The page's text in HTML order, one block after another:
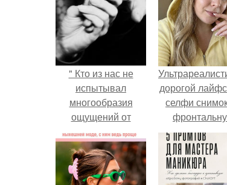
" Кто из нас не
испытывал
многообразия
ощущений от
прикосновения
руки?
дорогой
селфи
камеру.